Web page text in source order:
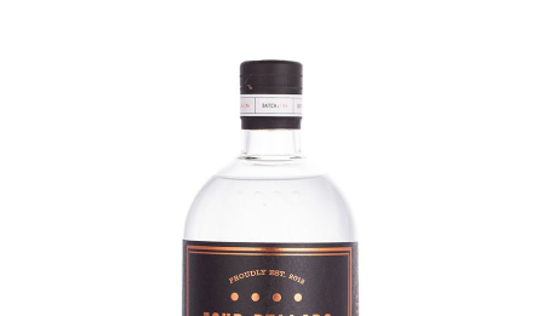
Bildergalerie überspringen